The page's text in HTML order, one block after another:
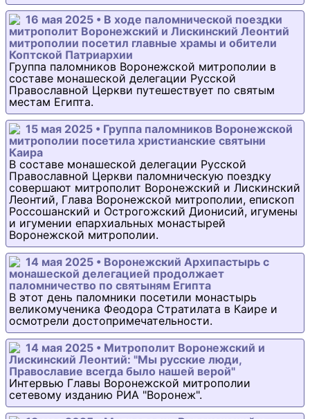
16 мая 2025 • В ходе паломнической поездки
митрополит Воронежский и Лискинский Леонтий
митрополии посетил главные храмы и обители
Коптской Патриархии
Группа паломников Воронежской митрополии в
составе монашеской делегации Русской
Православной Церкви путешествует по святым
местам Египта.
15 мая 2025 • Группа паломников Воронежской
митрополии посетила христианские святыни
Каира
В составе монашеской делегации Русской
Православной Церкви паломническую поездку
совершают митрополит Воронежский и Лискинский
Леонтий, Глава Воронежской митрополии, епископ
Россошанский и Острогожский Дионисий, игумены
и игумении епархиальных монастырей
Воронежской митрополии.
14 мая 2025 • Воронежский Архипастырь с
монашеской делегацией продолжает
паломничество по святыням Египта
В этот день паломники посетили монастырь
великомученика Феодора Стратилата в Каире и
осмотрели достопримечательности.
14 мая 2025 • Митрополит Воронежский и
Лискинский Леонтий: "Мы русские люди,
Православие всегда было нашей верой"
Интервью Главы Воронежской митрополии
сетевому изданию РИА "Воронеж".